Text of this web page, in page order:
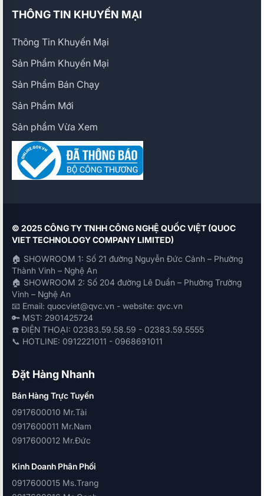
THÔNG TIN KHUYẾN MẠI
Thông Tin Khuyến Mại
Sản Phẩm Khuyến Mại
Sản Phẩm Bán Chạy
Sản Phẩm Mới
Sản phẩm Vừa Xem
© 2025 CÔNG TY TNHH CÔNG NGHỆ QUỐC VIỆT (QUOC
VIET TECHNOLOGY COMPANY LIMITED)
🏠 SHOWROOM 1: Số 21 đường Nguyễn Đức Cảnh – Phường
Thành Vinh – Nghệ An
🏠 SHOWROOM 2: Số 204 đường Lê Duẩn – Phường Trường
Vinh – Nghệ An
📧 Email: quocviet@qvc.vn - website: qvc.vn
🔑 MST: 2901425724
☎️ ĐIỆN THOẠI: 02383.59.58.59 - 02383.59.5555
📞 HOTLINE: 0912221011 - 0968691011
Đặt Hàng Nhanh
Bán Hàng Trực Tuyến
0917600010 Mr.Tài
0917600011 Mr.Nam
0917600012 Mr.Đức
Kinh Doanh Phân Phối
0917600015 Ms.Trang